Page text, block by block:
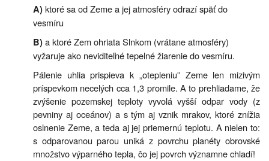
A)ktoré sa od Zeme a jej atmosféry odrazí späť do
vesmíru
B)a ktoré Zem ohriata Slnkom (vrátane atmosféry)
vyžaruje ako neviditeľné tepelné žiarenie do vesmíru.
Pálenie uhlia prispieva k „otepleniu” Zeme len mizivým
príspevkom necelých cca 1,3 promile. A to prehliadame, že
zvýšenie pozemskej teploty vyvolá vyšší odpar vody (z
pevniny aj oceánov) a s tým aj vznik mrakov, ktoré znížia
oslnenie Zeme, a teda aj jej priemernú teplotu. A nielen to:
s odparovanou parou uniká z povrchu planéty obrovské
množstvo výparného tepla, čo jej povrch významne chladí!